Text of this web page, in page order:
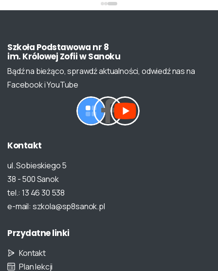
Szkoła Podstawowa nr 8
im. Królowej ZofiiwSanoku
Bądź na bieżąco, sprawdź aktualności, odwiedź nas na
Facebook i YouTube
Kontakt
ul. Sobieskiego 5
38 - 500 Sanok
tel.: 13 46 30 538
e-mail: szkola@sp8sanok.pl
Przydatnelinki
Kontakt
Plan lekcji